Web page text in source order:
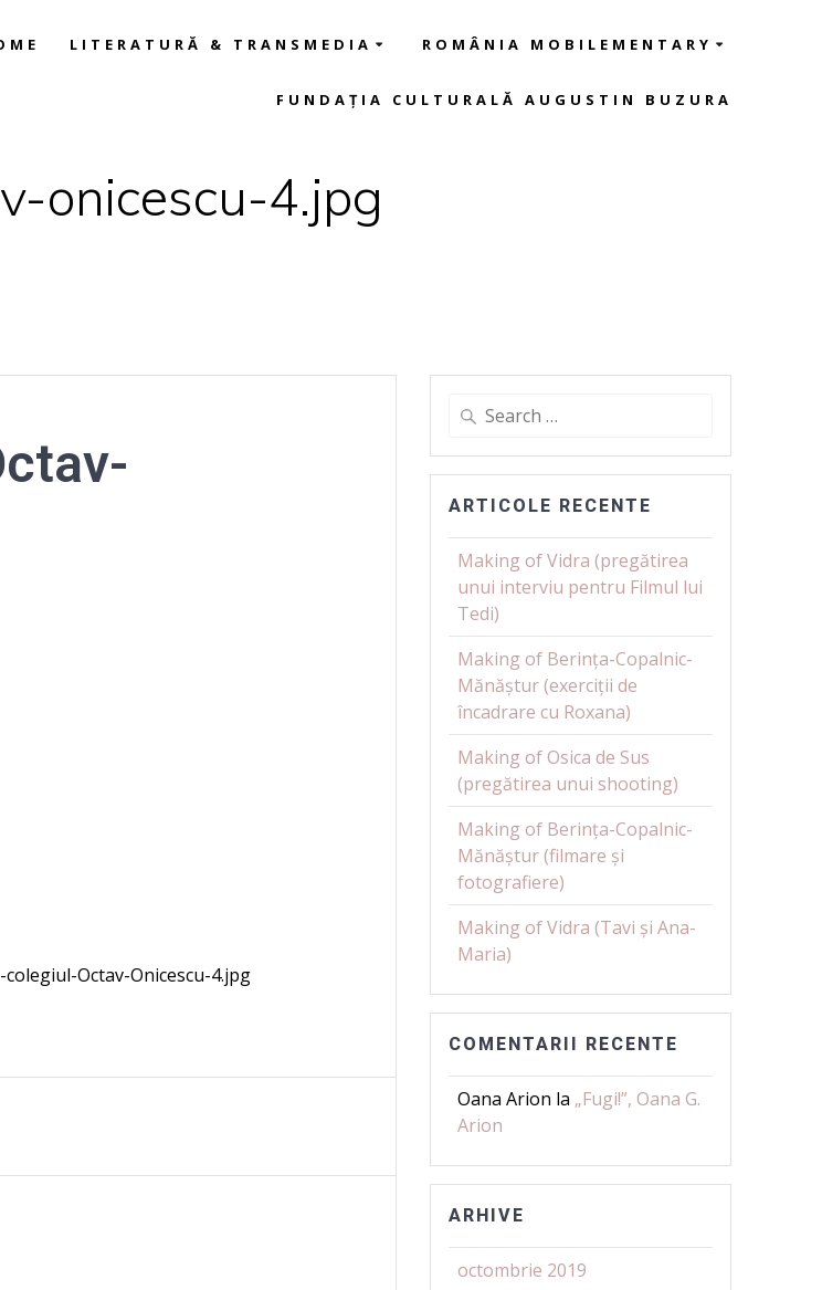
LITERATURĂ & TRANSMEDIA ROMÂNIA MOBILEMENTARY
FUNDAȚIA CULTURALĂ AUGUSTIN BUZURA
onicescu-4.jpg
Octav-Onicescu-4.jpg
Search
ARTICOLE RECENTE
Making of Vidra (pregătirea
unui interviu pentru Filmul lui
Tedi)
Making of Berința-Copalnic-
Mănăștur (exerciții de
încadrare cu Roxana)
Making of Osica de Sus
(pregătirea unui shooting)
Making of Berința-Copalnic-
Mănăștur (filmare și
fotografiere)
Making of Vidra (Tavi și Ana-
Maria)
COMENTARII RECENTE
Oana Arion la „Fugi!”, Oana G.
Arion
ARHIVE
octombrie 2019